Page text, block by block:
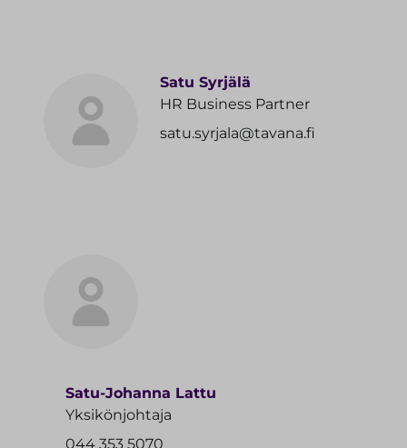
Satu Syrjälä
HR Business Partner
satu.syrjala@tavana.fi
Satu-Johanna Lattu
Yksikönjohtaja
044 353 5070